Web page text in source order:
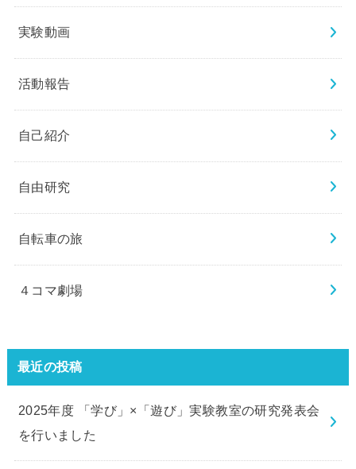
実験動画
活動報告
自己紹介
自由研究
自転車の旅
４コマ劇場
最近の投稿
2025年度 「学び」×「遊び」実験教室の研究発表会
を行いました